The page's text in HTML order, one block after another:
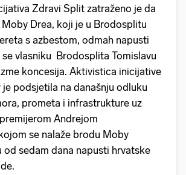
Zdravi Split zatraženo je da
Drea, koji je u Brodosplitu
s azbestom, odmah napusti
se vlasniku Brodosplita Tomislavu
koncesija. Aktivistica inicijative
je podsjetila na današnju odluku
prometa i infrastrukture uz
Andrejom
se nalaže brodu Moby
od sedam dana napusti hrvatske